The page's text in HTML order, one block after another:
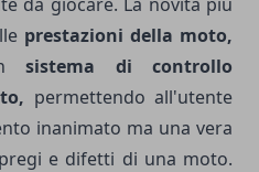
prestazioni della moto,
sistema di controllo
permettendo all'utente
inanimato ma una vera
e difetti di una moto.